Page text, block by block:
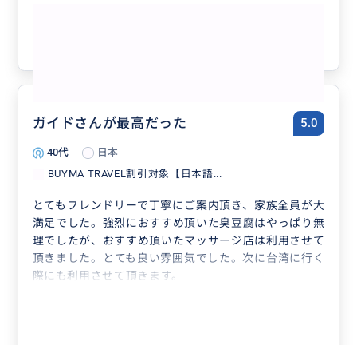
ガイドさんが最高だった 5.0
40代
日本
BUYMA TRAVEL割引対象【日本語...
とてもフレンドリーで丁寧にご案内頂き、家族全員が大
満足でした。強烈におすすめ頂いた臭豆腐はやっぱり無
理でしたが、おすすめ頂いたマッサージ店は利用させて
頂きました。とても良い雰囲気でした。次に台湾に行く
際にも利用させて頂きます。